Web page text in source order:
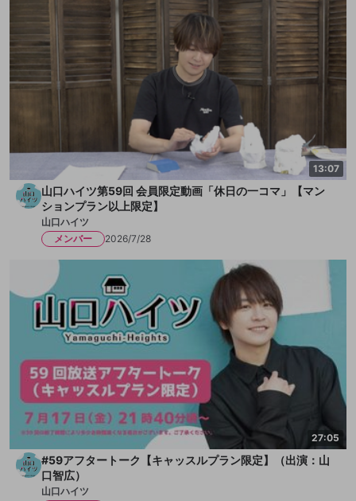
13:07
山口ハイツ第59回 会員限定動画「休日の一コマ」【マン
ションプラン以上限定】
山口ハイツ
メンバー
2026/7/28
27:05
#59アフタートーク【キャッスルプラン限定】（出演：山
口智広）
山口ハイツ